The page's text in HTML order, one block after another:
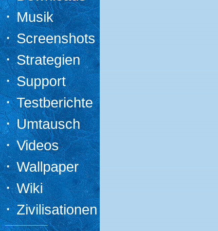
·Musik
·Screenshots
·Strategien
·Support
·Testberichte
·Umtausch
·Videos
·Wallpaper
·Wiki
·Zivilisationen